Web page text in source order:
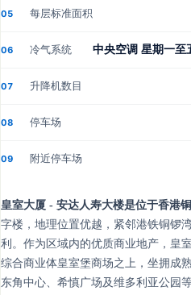
05 每层标准面积
06 冷气系统 中央空调 星期一至
07 升降机数目
08 停车场
09 附近停车场
皇室大厦 - 安达人寿大楼是位于香港
字楼，地理位置优越，紧邻港铁铜锣
利。作为区域内的优质商业地产，皇
综合商业体皇室堡商场之上，坐拥成
东角中心、希慎广场及维多利亚公园